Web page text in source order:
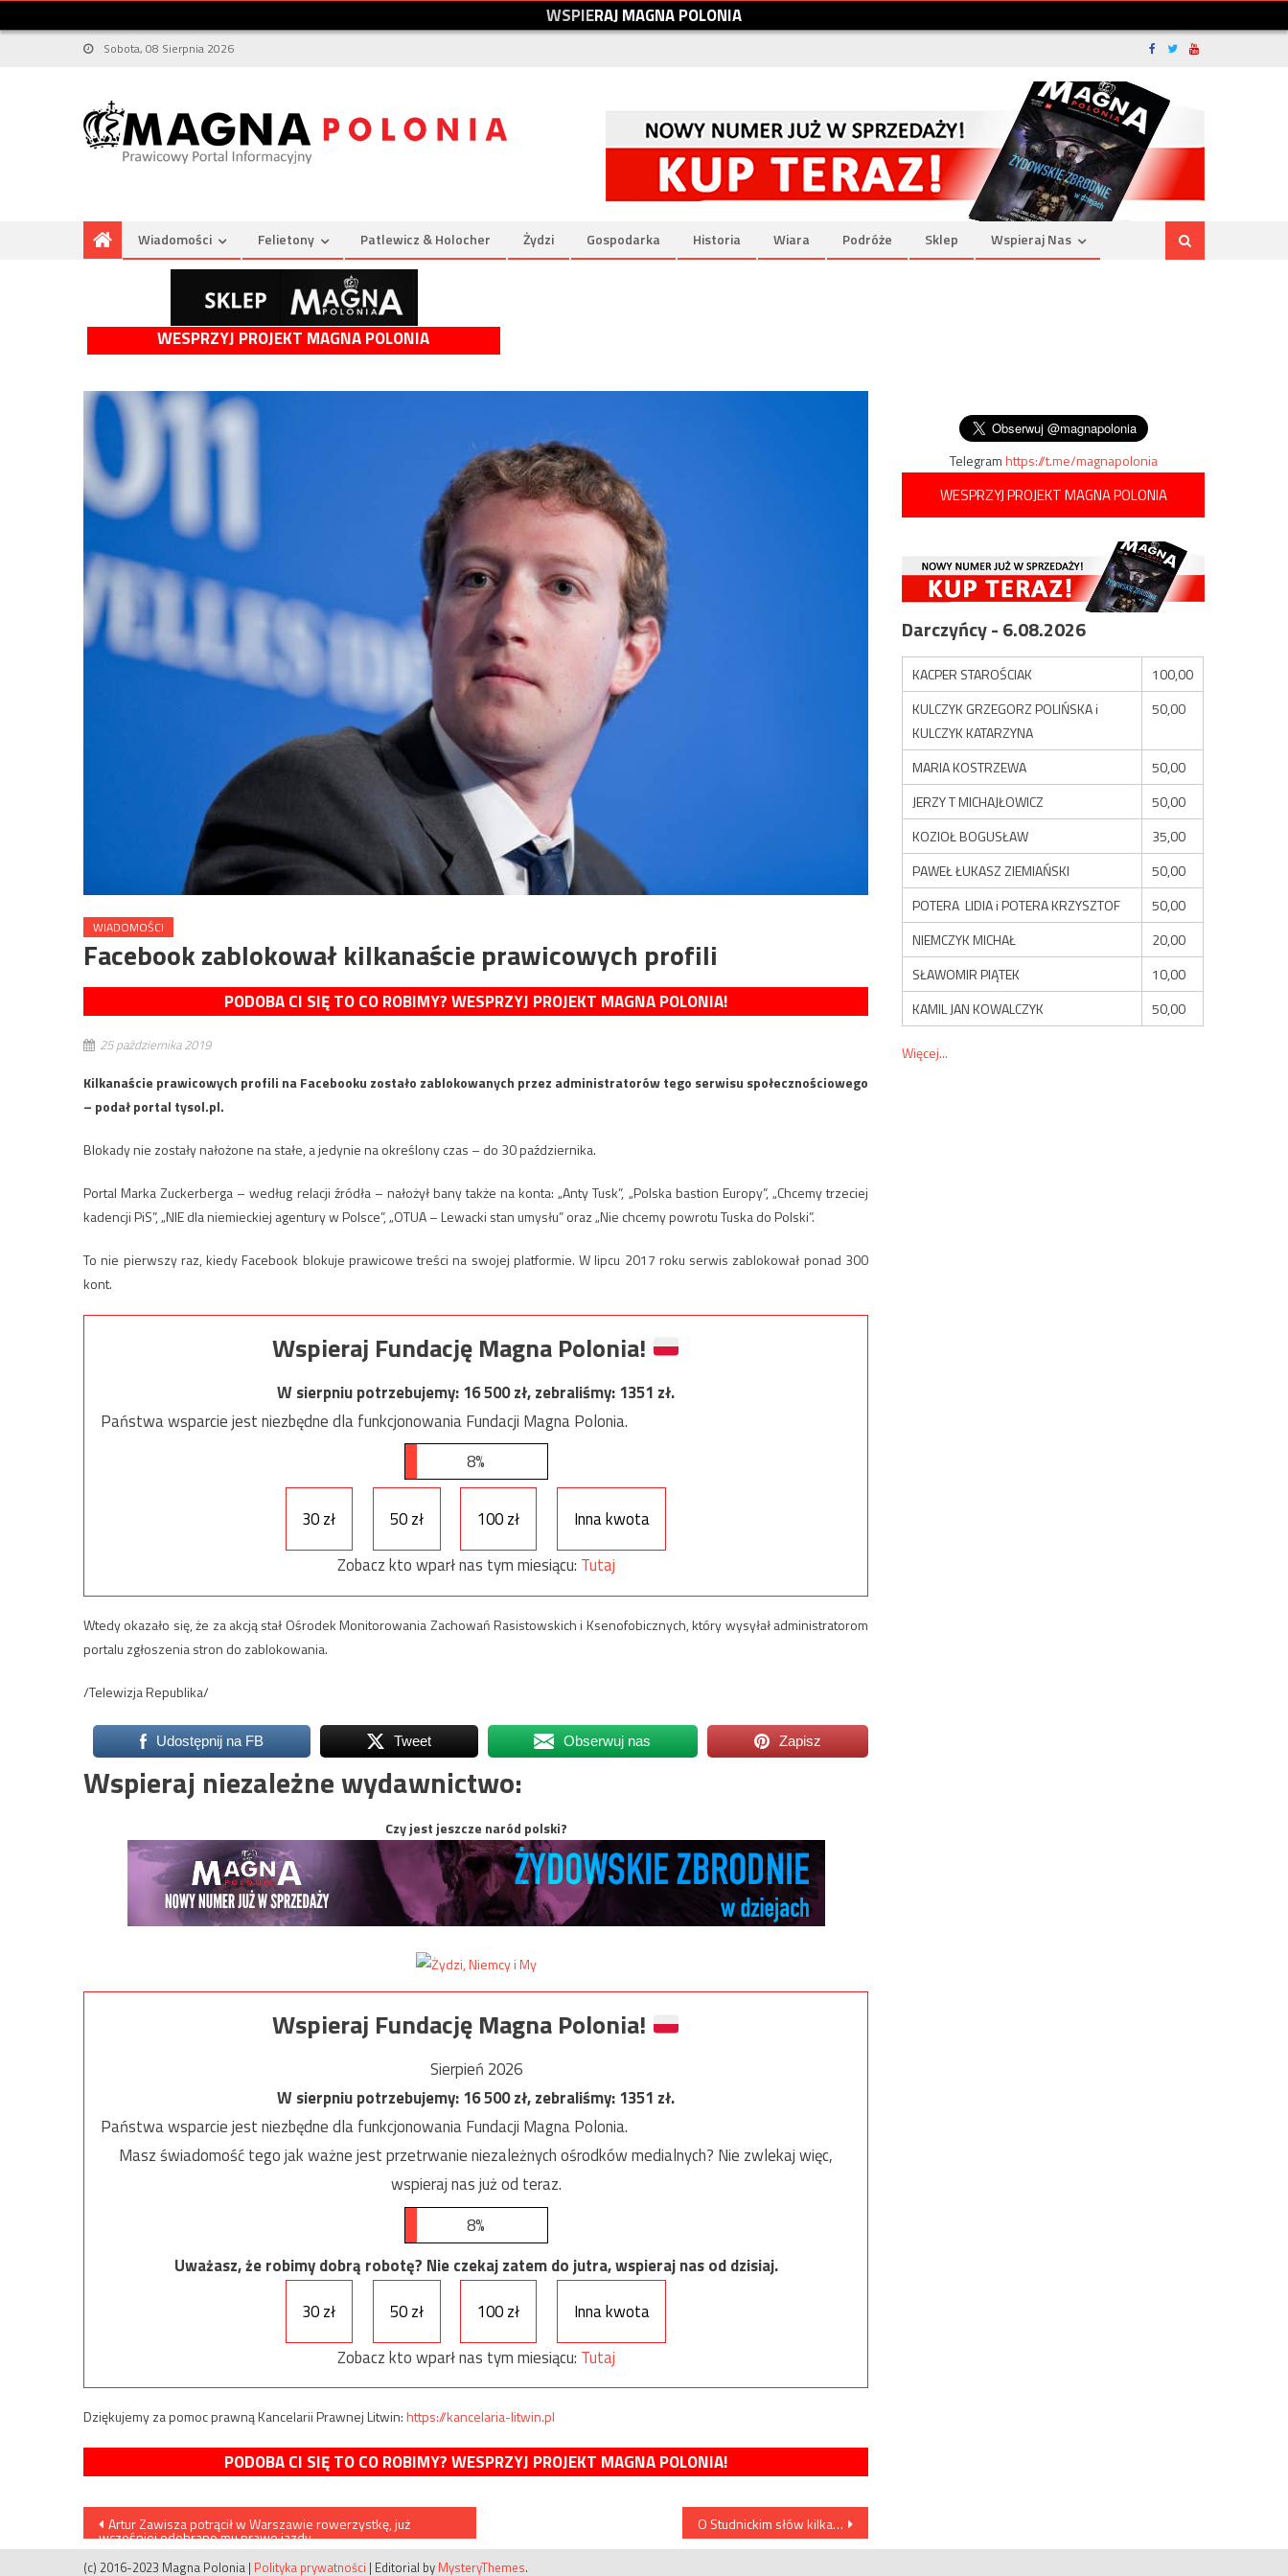
WSPIERAJMAGNAPOLONIA
Sobota, 08 Sierpnia 2026
Wiadomości Felietony Patlewicz & Holocher Żydzi Gospodarka Historia Wiara Podróże Sklep Wspieraj Nas
WESPRZYJ PROJEKT MAGNA POLONIA
WIADOMOŚCI
Facebook zablokował kilkanaście prawicowych profili
PODOBA CI SIĘ TO CO ROBIMY? WESPRZYJ PROJEKT MAGNA POLONIA!
25 października 2019
Kilkanaście prawicowych profili na Facebooku zostało zablokowanych przez administratorów tego serwisu społecznościowego
– podał portal tysol.pl.
Blokady nie zostały nałożone na stałe, a jedynie na określony czas – do 30 października.
Portal Marka Zuckerberga – według relacji źródła – nałożył bany także na konta: „Anty Tusk”, „Polska bastion Europy”, „Chcemy trzeciej
kadencji PiS”, „NIE dla niemieckiej agentury w Polsce”, „OTUA – Lewacki stan umysłu” oraz „Nie chcemy powrotu Tuska do Polski”.
To nie pierwszy raz, kiedy Facebook blokuje prawicowe treści na swojej platformie. W lipcu 2017 roku serwis zablokował ponad 300
kont.
Wspieraj Fundację Magna Polonia!
W sierpniu potrzebujemy:16 500zł, zebraliśmy:1351 zł.
Państwa wsparcie jest niezbędne dla funkcjonowania Fundacji Magna Polonia.
8%
30 zł 50 zł 100 zł
Inna kwota
Zobacz kto wparł nas tym miesiącu: Tutaj
Wtedy okazało się, że za akcją stał Ośrodek Monitorowania Zachowań Rasistowskich i Ksenofobicznych, który wysyłał administratorom
portalu zgłoszenia stron do zablokowania.
/Telewizja Republika/
Udostępnij na FB Tweet Obserwuj nas Zapisz
Wspieraj niezależne wydawnictwo:
Czy jest jeszcze naród polski?
Wspieraj Fundację Magna Polonia!
Sierpień 2026
W sierpniu potrzebujemy:16 500zł, zebraliśmy:1351 zł.
Państwa wsparcie jest niezbędne dla funkcjonowania Fundacji Magna Polonia.
Masz świadomość tego jak ważne jest przetrwanie niezależnych ośrodków medialnych? Nie zwlekaj więc,
wspieraj nas już od teraz.
8%
Uważasz, że robimy dobrą robotę? Nie czekaj zatem do jutra, wspieraj nas od dzisiaj.
30 zł
50 zł 100 zł
Inna kwota
Zobacz kto wparł nas tym miesiącu: Tutaj
Dziękujemy za pomoc prawną Kancelarii Prawnej Litwin:https://kancelaria-litwin.pl
PODOBA CI SIĘ TO CO ROBIMY? WESPRZYJ PROJEKT MAGNA POLONIA!
Nawigacja
wpisu
Artur Zawisza potrącił w Warszawie rowerzystkę, już
wcześniej odebrano mu prawo jazdy
O Studnickim słów kilka…
Telegramhttps://t.me/magnapolonia
WESPRZYJ PROJEKT MAGNA POLONIA
Darczyńcy - 6.08.2026
KACPER STAROŚCIAK
100,00
KULCZYK GRZEGORZ POLIŃSKA i
KULCZYK KATARZYNA
50,00
MARIA KOSTRZEWA
50,00
JERZY T MICHAJŁOWICZ
50,00
KOZIOŁ BOGUSŁAW
35,00
PAWEŁ ŁUKASZ ZIEMIAŃSKI
50,00
POTERA LIDIA i POTERA KRZYSZTOF
50,00
NIEMCZYK MICHAŁ
20,00
SŁAWOMIR PIĄTEK
10,00
KAMIL JAN KOWALCZYK
50,00
Więcej...
(c) 2016-2023 Magna Polonia | Polityka prywatności | Editorial by MysteryThemes.